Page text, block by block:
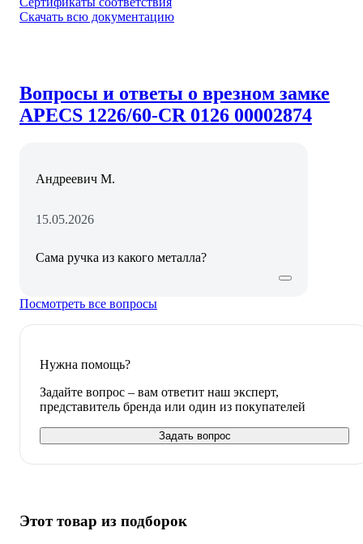
Скачать всю документацию
Вопросы и ответы о врезном замке
APECS 1226/60-CR 0126 00002874
Андреевич М.
15.05.2026
Сама ручка из какого металла?
Посмотреть все вопросы
Нужна помощь?
Задайте вопрос – вам ответит наш эксперт,
представитель бренда или один из покупателей
Задать вопрос
Этот товар из подборок